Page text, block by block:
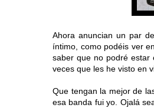
Ahora anuncian un par
íntimo, como podéis ver
saber que no podré estar
veces que les he visto en
Que tengan la mejor de
esa banda fui yo. Ojalá